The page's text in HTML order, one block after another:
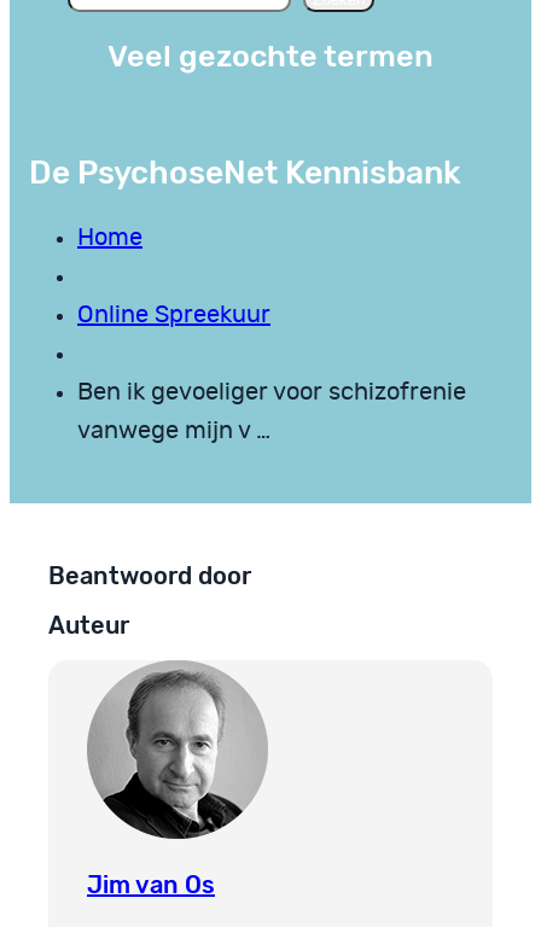
Veel gezochte termen
De PsychoseNet Kennisbank
Home
Online Spreekuur
Ben ik gevoeliger voor schizofrenie
vanwege mijn v …
Beantwoord door
Auteur
Jim van Os